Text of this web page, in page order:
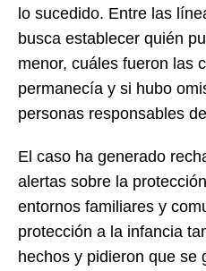
lo sucedido. Entre las
busca establecer quién
menor, cuáles fueron las
permanecía y si hubo
personas responsables
El caso ha generado
alertas sobre la
entornos familiares y
protección a la infancia
hechos y pidieron que se